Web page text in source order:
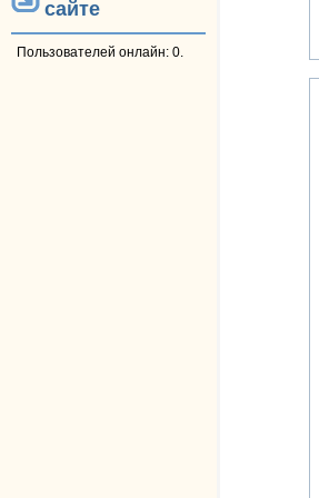
сайте
Пользователей онлайн: 0.